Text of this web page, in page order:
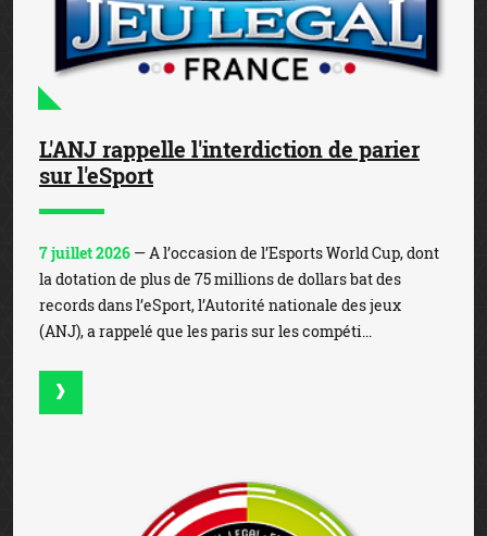
L'ANJ rappelle l'interdiction de parier
sur l'eSport
7 juillet 2026 — A l’occasion de l’Esports World Cup, dont
la dotation de plus de 75 millions de dollars bat des
records dans l’eSport, l’Autorité nationale des jeux
(ANJ), a rappelé que les paris sur les compéti...